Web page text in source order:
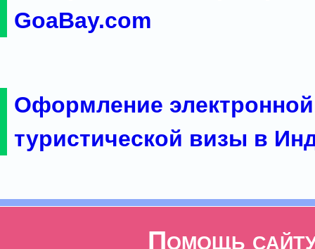
GoaBay.com
Оформление электронной
туристической визы в
Помощь